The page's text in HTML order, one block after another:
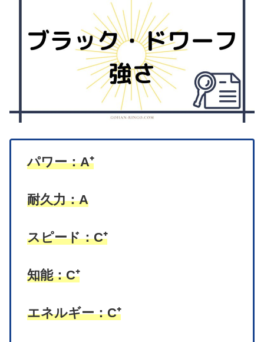
パワー：A⁺
耐久力：A
スピード：C⁺
知能：C⁺
エネルギー：C⁺